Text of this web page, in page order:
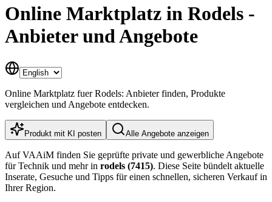
Online Marktplatz in Rodels -
Anbieter und Angebote
Online Marktplatz fuer Rodels: Anbieter finden, Produkte
vergleichen und Angebote entdecken.
Produkt mit KI posten Alle Angebote anzeigen
Auf VAAiM finden Sie geprüfte private und gewerbliche Angebote
für Technik und mehr in rodels (7415). Diese Seite bündelt aktuelle
Inserate, Gesuche und Tipps für einen schnellen, sicheren Verkauf in
Ihrer Region.